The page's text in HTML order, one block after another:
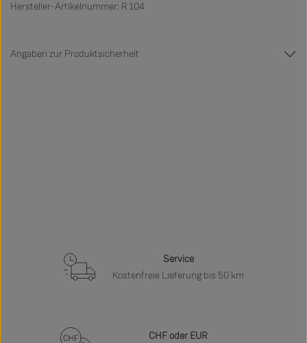
Hersteller-Artikelnummer: R 104
Angaben zur Produktsicherheit
Service
Kostenfreie Lieferung bis 50 km
CHF oder EUR